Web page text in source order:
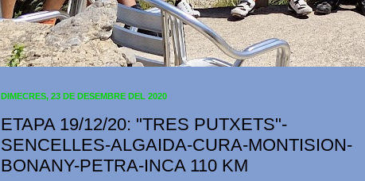
DIMECRES, 23 DE DESEMBRE DEL 2020
ETAPA 19/12/20: "TRES PUTXETS"-
SENCELLES-ALGAIDA-CURA-MONTISION-
BONANY-PETRA-INCA 110 KM